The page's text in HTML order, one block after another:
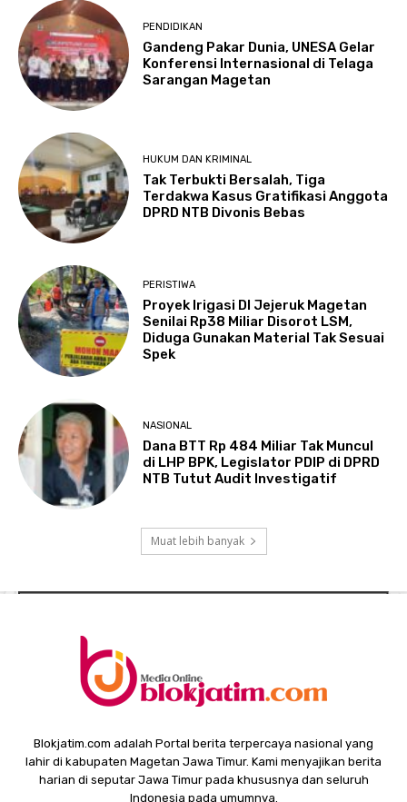
PENDIDIKAN
Gandeng Pakar Dunia, UNESA Gelar
Konferensi Internasional di Telaga
Sarangan Magetan
HUKUM DAN KRIMINAL
Tak Terbukti Bersalah, Tiga
Terdakwa Kasus Gratifikasi Anggota
DPRD NTB Divonis Bebas
PERISTIWA
Proyek Irigasi DI Jejeruk Magetan
Senilai Rp38 Miliar Disorot LSM,
Diduga Gunakan Material Tak Sesuai
Spek
NASIONAL
Dana BTT Rp 484 Miliar Tak Muncul
di LHP BPK, Legislator PDIP di DPRD
NTB Tutut Audit Investigatif
Muat lebih banyak
Blokjatim.com adalah Portal berita terpercaya nasional yang
lahir di kabupaten Magetan Jawa Timur. Kami menyajikan berita
harian di seputar Jawa Timur pada khususnya dan seluruh
Indonesia pada umumnya.